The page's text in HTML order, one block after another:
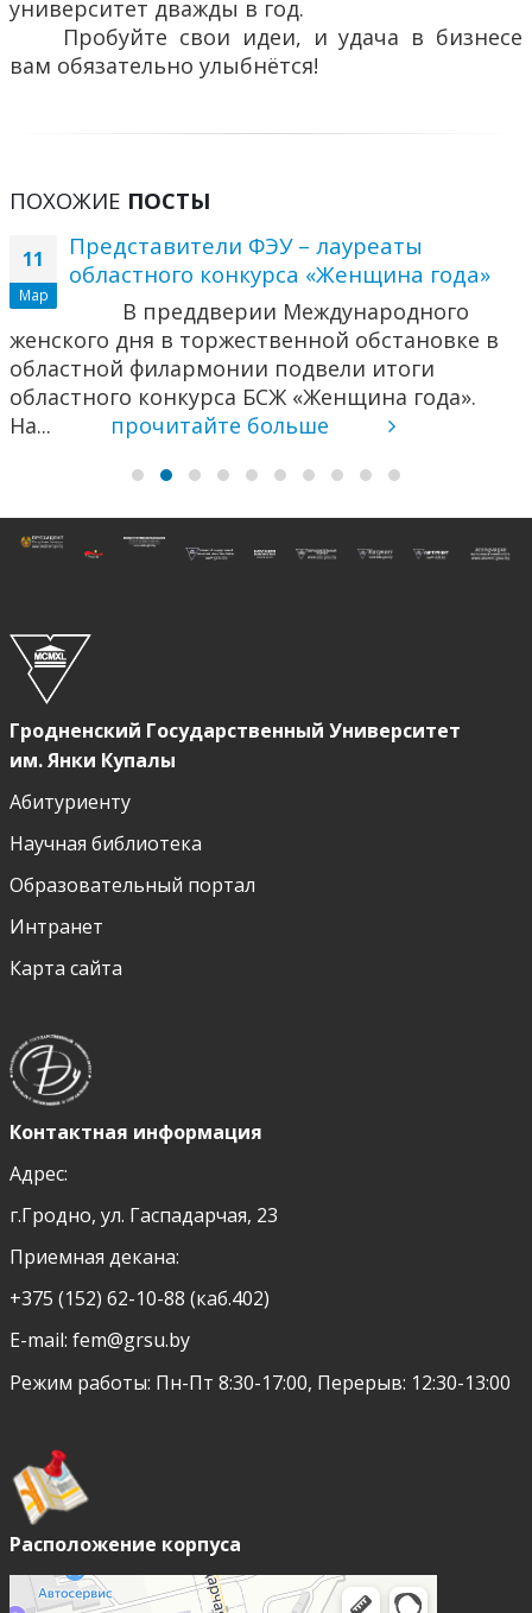
университет дважды в год.
Пробуйте свои идеи, и удача в бизнесе
вам обязательно улыбнётся!
ПОХОЖИЕ ПОСТЫ
11
Мар
Представители ФЭУ – лауреаты
областного конкурса «Женщина года»
В преддверии Международного
женского дня в торжественной обстановке в
областной филармонии подвели итоги
областного конкурса БСЖ «Женщина года».
На...
прочитайте больше
Гродненский Государственный Университет
им. Янки Купалы
Абитуриенту
Научная библиотека
Образовательный портал
Интранет
Карта сайта
Контактная информация
Адрес:
г.Гродно, ул. Гаспадарчая, 23
Приемная декана:
+375 (152) 62-10-88 (каб.402)
E-mail: fem@grsu.by
Режим работы: Пн-Пт 8:30-17:00, Перерыв: 12:30-13:00
Расположение корпуса